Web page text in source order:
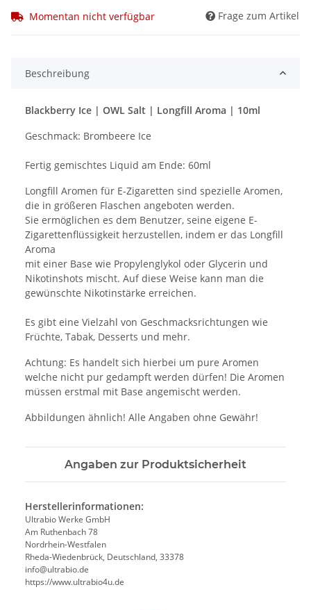
Momentan nicht verfügbar Frage zum Artikel
Beschreibung
Blackberry Ice | OWL Salt | Longfill Aroma | 10ml
Geschmack: Brombeere Ice
Fertig gemischtes Liquid am Ende: 60ml
Longfill Aromen für E-Zigaretten sind spezielle Aromen,
die in größeren Flaschen angeboten werden.
Sie ermöglichen es dem Benutzer, seine eigene E-
Zigarettenflüssigkeit herzustellen, indem er das Longfill
Aroma
mit einer Base wie Propylenglykol oder Glycerin und
Nikotinshots mischt. Auf diese Weise kann man die
gewünschte Nikotinstärke erreichen.
Es gibt eine Vielzahl von Geschmacksrichtungen wie
Früchte, Tabak, Desserts und mehr.
Achtung: Es handelt sich hierbei um pure Aromen
welche nicht pur gedampft werden dürfen! Die Aromen
müssen erstmal mit Base angemischt werden.
Abbildungen ähnlich! Alle Angaben ohne Gewähr!
Angaben zur Produktsicherheit
Herstellerinformationen:
Ultrabio Werke GmbH
Am Ruthenbach 78
Nordrhein-Westfalen
Rheda-Wiedenbrück, Deutschland, 33378
info@ultrabio.de
https://www.ultrabio4u.de